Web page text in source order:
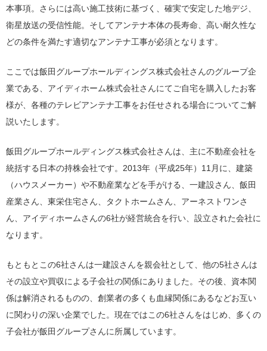
本事項。さらには高い施工技術に基づく、確実で安定した地デジ、
衛星放送の受信性能。そしてアンテナ本体の長寿命、高い耐久性な
どの条件を満たす適切なアンテナ工事が必須となります。
ここでは飯田グループホールディングス株式会社さんのグループ企
業である、アイディホーム株式会社さんにてご自宅を購入したお客
様が、各種のテレビアンテナ工事をお任せされる場合についてご解
説いたします。
飯田グループホールディングス株式会社さんは、主に不動産会社を
統括する日本の持株会社です。2013年（平成25年）11月に、建築
（ハウスメーカー）や不動産業などを手がける、一建設さん、飯田
産業さん、東栄住宅さん、タクトホームさん、アーネストワンさ
ん、アイディホームさんの6社が経営統合を行い、設立された会社に
なります。
もともとこの6社さんは一建設さんを親会社として、他の5社さんは
その設立や買収による子会社の関係にありました。その後、資本関
係は解消されるものの、創業者の多くも血縁関係にあるなどお互い
に関わりの深い企業でした。現在ではこの6社さんをはじめ、多くの
子会社が飯田グループさんに所属しています。